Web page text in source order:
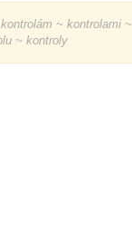
~ kontrolami ~
~ kontroly